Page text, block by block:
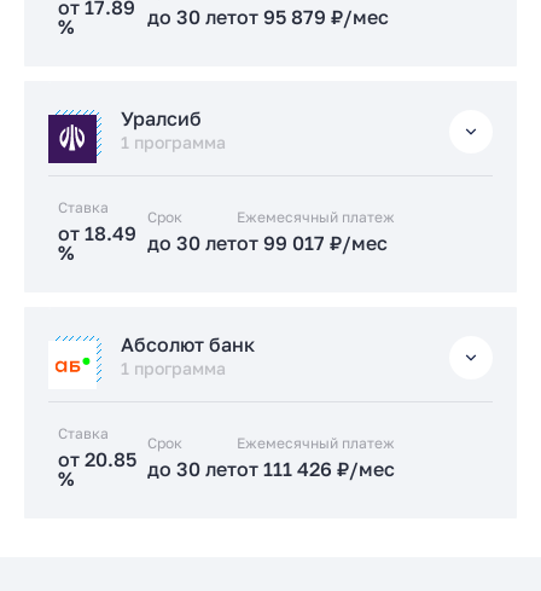
от 17.89
%
до 30 летот 95 879 ₽/мес
от 17.89 % до 30 лет
Заказать консультацию
Уралсиб
1 программа
Ставка
от 18.49
%
Срок
до 30 лет
Ежемесячный платеж
от 99 017 ₽/мес
от 18.49 %до 30 лет
Заказать консультацию
Абсолют банк
1 программа
Ставка
от 20.85
%
Срок
до 30 лет
Ежемесячный платеж
от 111 426 ₽/мес